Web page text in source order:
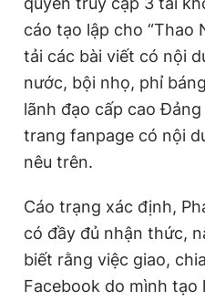
cáo tạo lập cho “Thao
tải các bài viết có nội
nước, bội nhọ, phỉ
lãnh đạo cấp cao
trang fanpage có nội
nêu trên.
Cáo trạng xác định,
có đầy đủ nhận thức,
biết rằng việc giao,
Facebook do mình tạo